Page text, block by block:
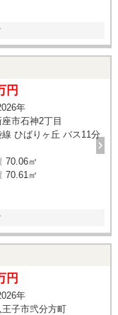
円
年
市石神2丁目
ひばりヶ丘 バス11分
70.06㎡
70.61㎡
円
年
子市弐分方町